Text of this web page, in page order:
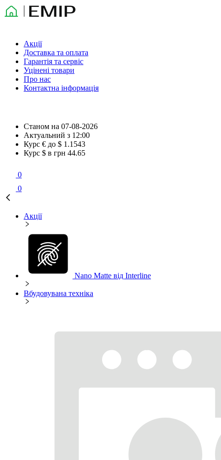
Акції
Доставка та оплата
Гарантія та сервіс
Уцінені товари
Про нас
Контактна інформація
Станом на 07-08-2026
Актуальний з 12:00
Курс € до $ 1.1543
Курс $ в грн 44.65
0
0
Акції
Nano Matte від Interline
Вбудовувана техніка